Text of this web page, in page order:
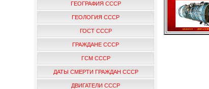
ГЕОГРАФИЯ СССР
ГЕОЛОГИЯ СССР
ГОСТ СССР
ГРАЖДАНЕ СССР
ГСМ СССР
ДАТЫ СМЕРТИ ГРАЖДАН СССР
ДВИГАТЕЛИ СССР